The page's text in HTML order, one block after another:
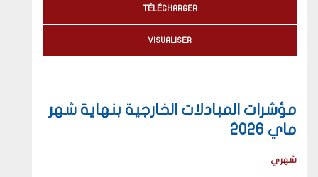
TÉLÉCHARGER
VISUALISER
مؤشرات المبادلات الخارجية بنهاية شهر
ماي 2026
شهري